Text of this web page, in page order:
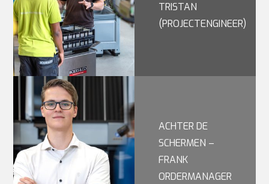
TRISTAN
(PROJECTENGINEER)
ACHTER DE
SCHERMEN –
FRANK
ORDERMANAGER